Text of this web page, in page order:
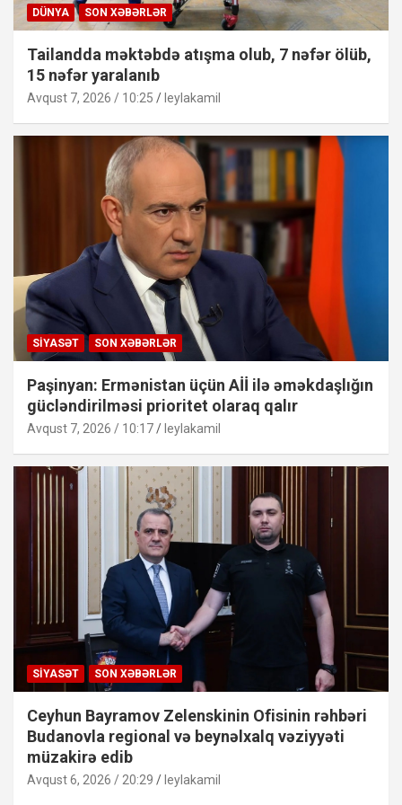
DÜNYA SON XƏBƏRLƏR
Tailandda məktəbdə atışma olub, 7 nəfər ölüb,
15 nəfər yaralanıb
Avqust 7, 2026 / 10:25 leylakamil
SIYASƏT SON XƏBƏRLƏR
Paşinyan: Ermənistan üçün Aİİ ilə əməkdaşlığın
gücləndirilməsi prioritet olaraq qalır
Avqust 7, 2026 / 10:17 leylakamil
SIYASƏT SON XƏBƏRLƏR
Ceyhun Bayramov Zelenskinin Ofisinin rəhbəri
Budanovla regional və beynəlxalq vəziyyəti
müzakirə edib
Avqust 6, 2026 / 20:29 leylakamil